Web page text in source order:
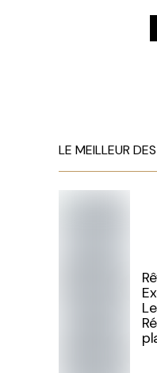
LE MEILLEUR